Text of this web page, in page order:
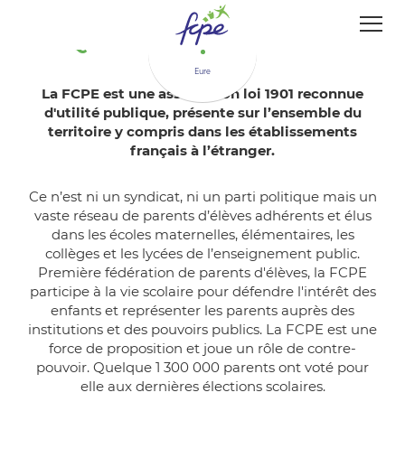
Eure
Qu'est-ce que la FCPE ?
La FCPE est une association loi 1901 reconnue
d'utilité publique, présente sur l’ensemble du
territoire y compris dans les établissements
français à l’étranger.
Ce n’est ni un syndicat, ni un parti politique mais un
vaste réseau de parents d’élèves adhérents et élus
dans les écoles maternelles, élémentaires, les
collèges et les lycées de l’enseignement public.
Première fédération de parents d'élèves, la FCPE
participe à la vie scolaire pour défendre l'intérêt des
enfants et représenter les parents auprès des
institutions et des pouvoirs publics. La FCPE est une
force de proposition et joue un rôle de contre-
pouvoir. Quelque 1 300 000 parents ont voté pour
elle aux dernières élections scolaires.